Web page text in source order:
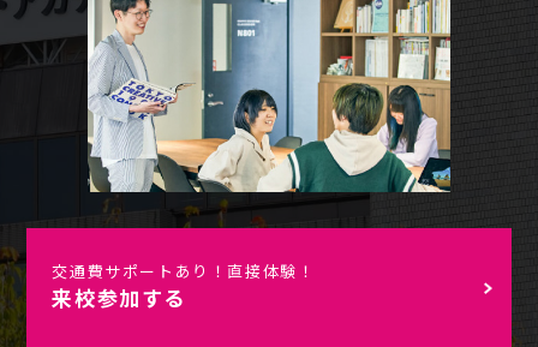
交通費サポートあり！直接体験！
来校参加する